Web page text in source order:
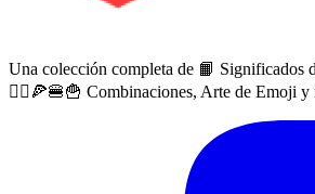
Una colección completa de 📙 Significados
🙅‍♀️🍕🍔🍟 Combinaciones, Arte de Emoji y